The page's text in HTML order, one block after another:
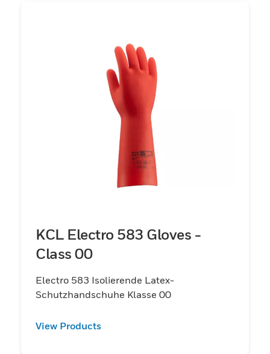
KCL Electro 583 Gloves -
Class 00
Electro 583 Isolierende Latex-
Schutzhandschuhe Klasse 00
View Products